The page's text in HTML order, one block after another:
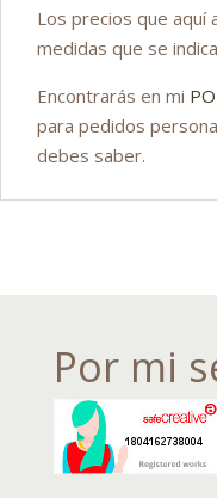
Los precios que aquí
medidas que se
Encontrarás en mi
para pedidos
debes saber.
Por mi